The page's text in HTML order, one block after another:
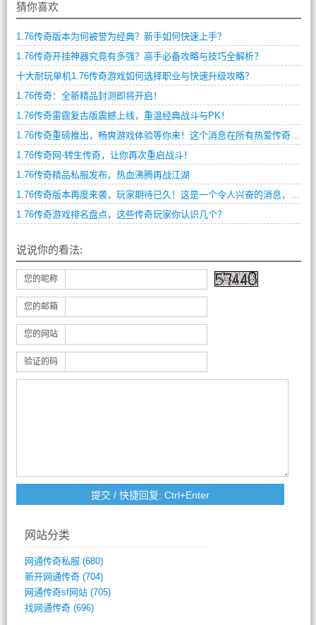
猜你喜欢
1.76传奇版本为何被誉为经典？新手如何快速上手？
1.76传奇开挂神器究竟有多强？高手必备攻略与技巧全解析？
十大耐玩单机1.76传奇游戏如何选择职业与快速升级攻略？
1.76传奇：全新精品封测即将开启！
1.76传奇雷霆复古版震撼上线，重温经典战斗与PK！
1.76传奇重磅推出，畅爽游戏体验等你来！这个消息在所有热爱传奇游戏的玩家中引起了轰动，毕竟1.76版本是传奇游戏中最著名的版本之一，是无数玩家最向往的传奇世界。
1.76传奇网-转生传奇，让你再次重启战斗！
1.76传奇精品私服发布，热血沸腾再战江湖
1.76传奇版本再度来袭，玩家期待已久！这是一个令人兴奋的消息，许多老玩家都在翘首以待这个版本的到来。
1.76传奇游戏排名盘点，这些传奇玩家你认识几个？
说说你的看法:
您的昵称
您的邮箱
您的网站
验证的码
网站分类
网通传奇私服 (680)
新开网通传奇(704)
网通传奇sf网站(705)
找网通传奇(696)